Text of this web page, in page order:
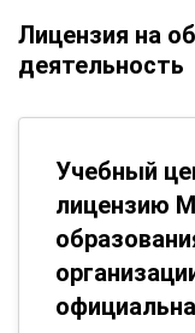
Лицензия на
деятельность
Учебный
лицензию